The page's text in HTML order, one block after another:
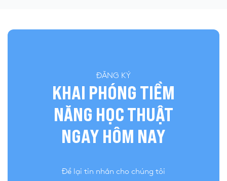
ĐĂNG KÝ
KHAI PHÓNG TIỀM
NĂNG HỌC THUẬT
NGAY HÔM NAY
Để lại tin nhắn cho chúng tôi